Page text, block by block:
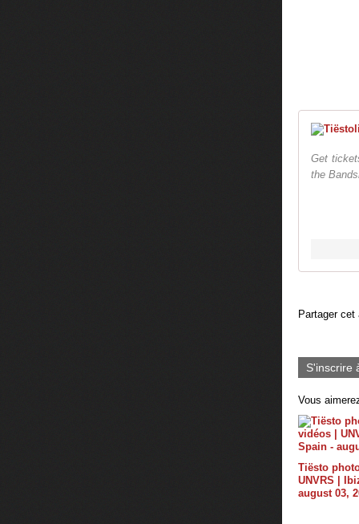
Get
the
Partager cet
S'inscrire
Vous
Tiësto
UNVRS |
august 03,